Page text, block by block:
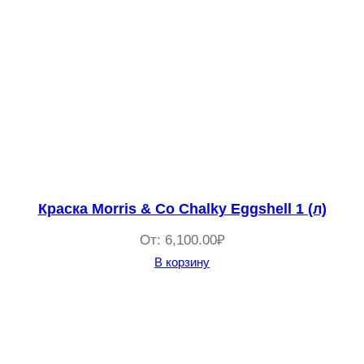
Краска Morris & Co Chalky Eggshell 1 (л)
От: 6,100.00₽
В корзину